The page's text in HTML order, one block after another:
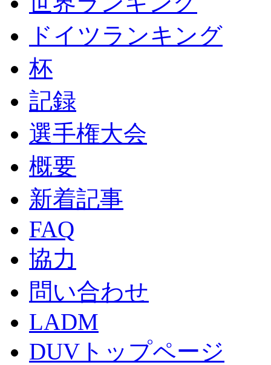
ドイツランキング
杯
記録
選手権大会
概要
新着記事
FAQ
協力
問い合わせ
LADM
DUVトップページ